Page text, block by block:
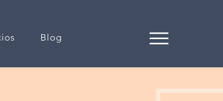
Blog